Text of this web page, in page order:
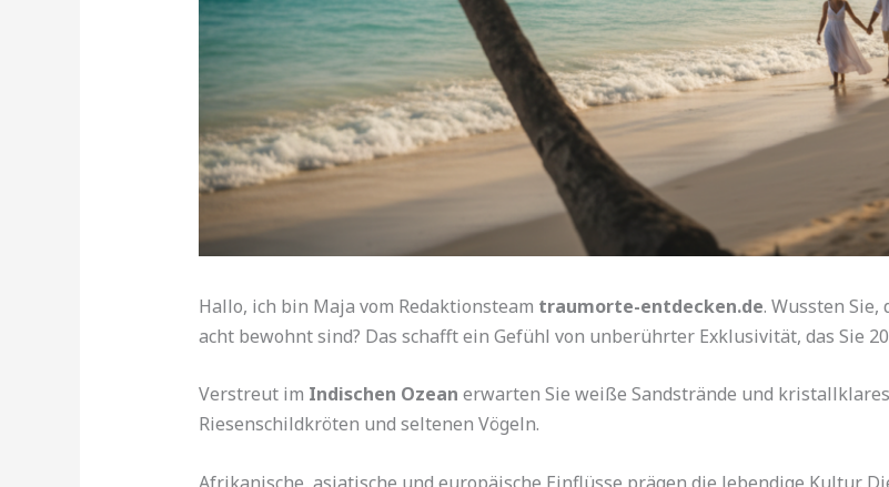
Hallo, ich bin Maja vom Redaktionsteam traumorte-entdecken.de. Wussten
acht bewohnt sind? Das schafft ein Gefühl von unberührter Exklusivität, das Sie
Verstreut im Indischen Ozean erwarten Sie weiße Sandstrände und
Riesenschildkröten und seltenen Vögeln.